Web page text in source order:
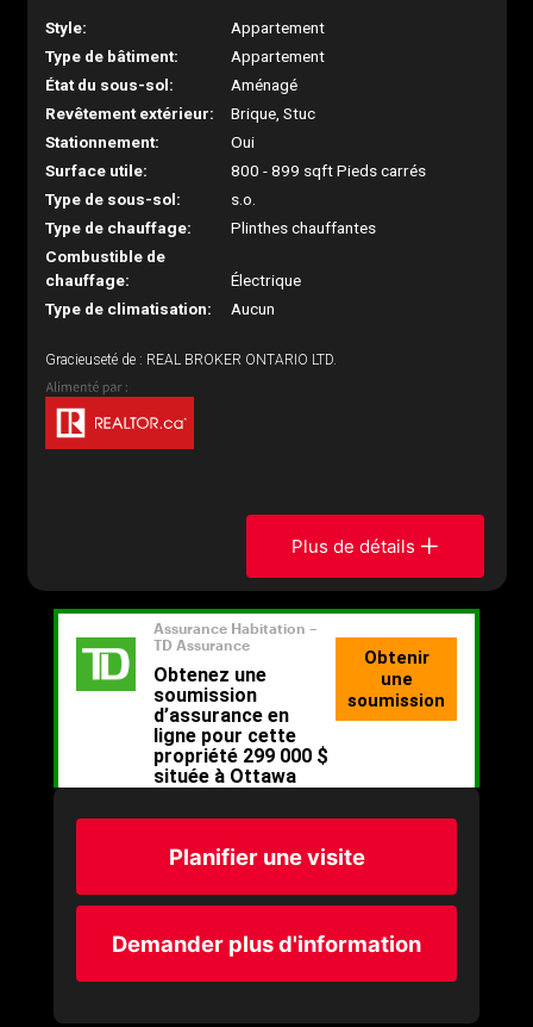
Style:
Appartement
Type de bâtiment:
Appartement
État du sous-sol:
Aménagé
Revêtement extérieur:
Brique, Stuc
Stationnement:
Oui
Surface utile:
800 - 899 sqft Pieds carrés
Type de sous-sol:
s.o.
Type de chauffage:
Plinthes chauffantes
Combustible de
chauffage:
Électrique
Type de climatisation:
Aucun
Gracieuseté de : REAL BROKER ONTARIO LTD.
Plus de détails
Planifier une visite
Demander plus d'information